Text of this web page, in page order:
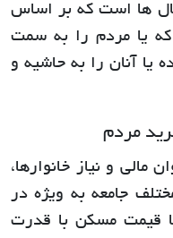
ها است که بر اساس
یا مردم را به سمت
یا آنان را به حاشیه و
مردم
مالی و نیاز خانوارها،
جامعه به ویژه در
قیمت مسکن با قدرت